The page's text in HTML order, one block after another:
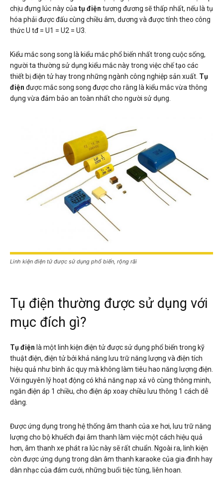
chịu đựng lúc này của tụ điện tương đương sẽ thấp nhất, nếu là tụ
hóa phải được đấu cùng chiều âm, dương và được tính theo công
thức U tđ = U1 = U2 = U3.
Kiểu mắc song song là kiểu mắc phổ biến nhất trong cuộc sống,
người ta thường sử dụng kiểu mắc này trong việc chế tạo các
thiết bị điện tử hay trong những ngành công nghiệp sản xuất. Tụ
điện được mắc song song được cho rằng là kiểu mắc vừa thông
dụng vừa đảm bảo an toàn nhất cho người sử dụng.
Linh kiện điện tử được sử dụng phổ biến, rộng rãi
Tụ điện thường được sử dụng với
mục đích gì?
Tụ điện là một linh kiện điện tử được sử dụng phổ biến trong kỹ
thuật điện, điện tử bởi khả năng lưu trữ năng lượng và điện tích
hiệu quả như bình ắc quy mà không làm tiêu hao năng lượng điện.
Với nguyên lý hoạt động có khả năng nạp xả vô cùng thông minh,
ngăn điện áp 1 chiều, cho điện áp xoay chiều lưu thông 1 cách dễ
dàng.
Được ứng dụng trong hệ thống âm thanh của xe hơi, lưu trữ năng
lượng cho bộ khuếch đại âm thanh làm việc một cách hiệu quả
hơn, âm thanh xe phát ra lúc này sẽ rất chuẩn. Ngoài ra, linh kiện
còn được ứng dụng trong dàn âm thanh karaoke của gia đình hay
dàn nhạc của đám cưới, những buổi tiệc tùng, liên hoan.